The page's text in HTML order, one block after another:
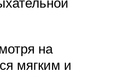
на
мягким и